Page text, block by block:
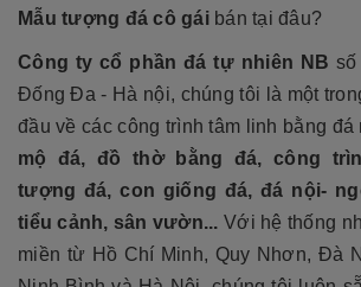
Mẫu tượng đá cô gái bán tại đâu?
Công ty cổ phần đá tự nhiên NB
Đống Đa - Hà nội, chúng tôi là một
đầu về các công trình tâm linh bằng đá
mộ đá, đồ thờ bằng đá, công
tượng đá, con giống đá, đá nội-
tiểu cảnh, sân vườn...Với hệ thống
miền từ Hồ Chí Minh, Quy Nhơn, Đà